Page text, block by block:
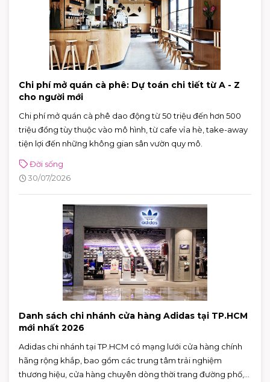
Chi phí mở quán cà phê: Dự toán chi tiết từ A - Z
cho người mới
Chi phí mở quán cà phê dao động từ 50 triệu đến hơn 500
triệu đồng tùy thuộc vào mô hình, từ cafe vỉa hè, take-away
tiện lợi đến những không gian sân vườn quy mô.
Đời sống
30/07/2026
Danh sách chi nhánh cửa hàng Adidas tại TP.HCM
mới nhất 2026
Adidas chi nhánh tại TP.HCM có mạng lưới cửa hàng chính
hãng rộng khắp, bao gồm các trung tâm trải nghiệm
thương hiệu, cửa hàng chuyên dòng thời trang đường phố,